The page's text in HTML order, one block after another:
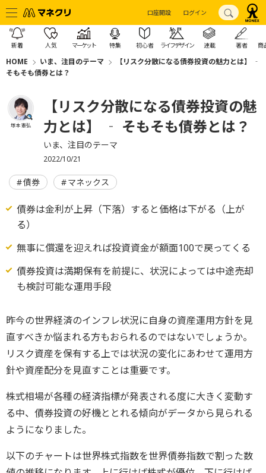
口座開設 ログイン
新着 人気 マーケット 特集 初心者 ライフデザイン 連載 著者 商
HOME いま、注目のテーマ
【リスク分散になる債券投資の魅力とは】 ‐
そもそも債券とは？
塚本 憲弘
【リスク分散になる債券投資の魅
力とは】 ‐ そもそも債券とは？
いま、注目のテーマ
2022/10/21
債券 マネックス
債券は金利が上昇（下落）すると価格は下がる（上が
る）
無事に償還を迎えれば投資資金が額面100で戻ってくる
債券投資は満期保有を前提に、状況によっては中途売却
も検討可能な運用手段
昨今の世界経済のインフレ状況に自身の資産運用方針を見
直すべきか悩まれる方もおられるのではないでしょうか。
リスク資産を保有する上では状況の変化にあわせて運用方
針や資産配分を見直すことは重要です。
株式相場が各種の経済指標が発表される度に大きく変動す
る中、債券投資の好機ととれる傾向がデータから見られる
ようになりました。
以下のチャートは世界株式指数を世界債券指数で割った数